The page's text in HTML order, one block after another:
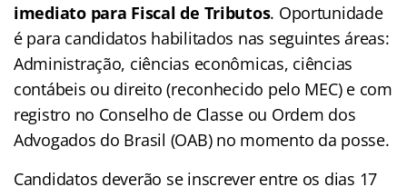
imediato para Fiscal de Tributos. Oportunidade
é para candidatos habilitados nas seguintes áreas:
Administração, ciências econômicas, ciências
contábeis ou direito (reconhecido pelo MEC) e com
registro no Conselho de Classe ou Ordem dos
Advogados do Brasil (OAB) no momento da posse.
Candidatos deverão se inscrever entre os dias 17